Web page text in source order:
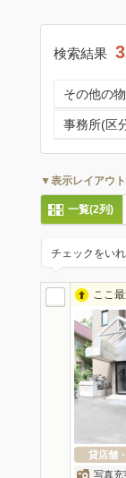
検索結果
その他の
事務所(区
▼表示レイアウト
一覧(2列)
チェックをい
ここ
貸店舗
写真充